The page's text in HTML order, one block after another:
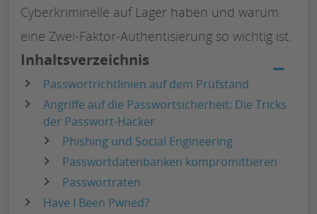
Cyberkriminelle auf Lager haben und warum
eine Zwei-Faktor-Authentisierung so wichtig ist.
Inhaltsverzeichnis −
Passwortrichtlinien auf dem Prüfstand
Angriffe auf die Passwortsicherheit: Die Tricks
der Passwort-Hacker
Phishing und Social Engineering
Passwortdatenbanken kompromittieren
Passwortraten
Have I Been Pwned?